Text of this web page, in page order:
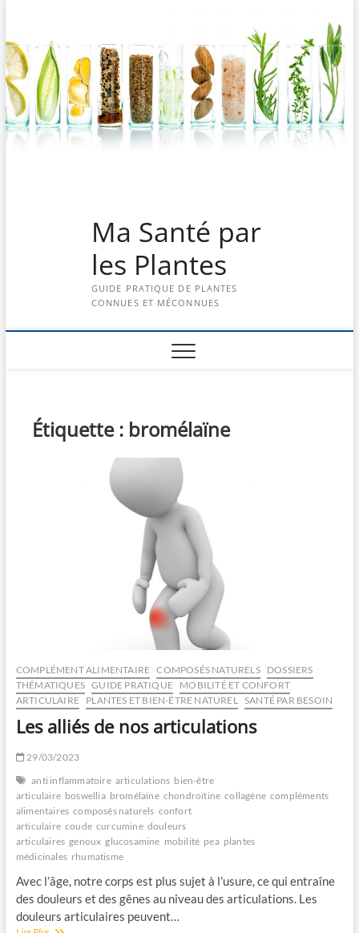
content
Ma Santé par
les Plantes
GUIDE PRATIQUE DE PLANTES
CONNUES ET MÉCONNUES
Étiquette : bromélaïne
COMPLÉMENT ALIMENTAIRE COMPOSÉS NATURELS
DOSSIERS
THÉMATIQUES GUIDE PRATIQUE
MOBILITÉ ET CONFORT
ARTICULAIRE
PLANTES ET BIEN-ÊTRE NATUREL SANTÉ PAR BESOIN
Les alliés de nos articulations
29/03/2023
anti inflammatoire articulations bien-être
articulaire boswellia bromélaïne chondroïtine collagène compléments
alimentaires composés naturels confort
articulaire coude curcumine douleurs
articulaires genoux glucosamine mobilité pea plantes
médicinales rhumatisme
Avec l’âge, notre corps est plus sujet à l’usure, ce qui entraîne
des douleurs et des gênes au niveau des articulations. Les
douleurs articulaires peuvent…
Les